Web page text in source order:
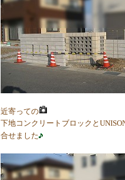
近寄っての
下地コンクリートブロックと
合せました